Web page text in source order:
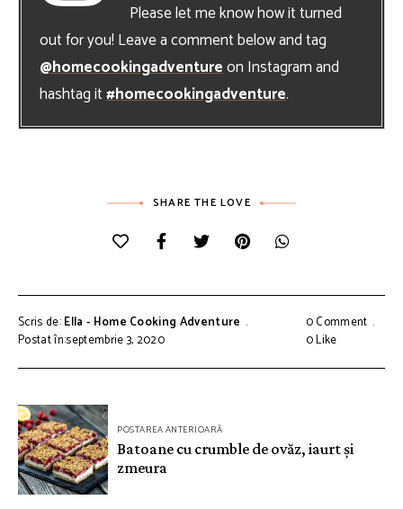
Please let me know how it turned
out for you! Leave a comment below and tag
@homecookingadventureon Instagram and
hashtag it#homecookingadventure.
SHARE THE LOVE
Scris de:Ella - Home Cooking Adventure
Postat în:septembrie 3, 2020
0 Comment
0Like
Navigare
în
articole
POSTAREA ANTERIOARĂ
Batoane cu crumble de ovăz, iaurt și
zmeura